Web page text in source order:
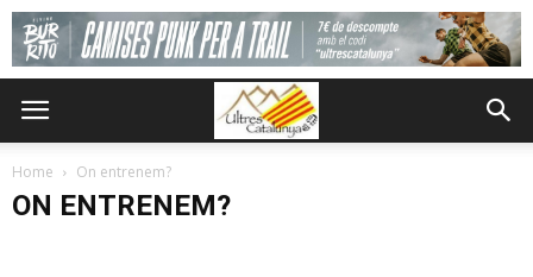
Home On entrenem?
ON ENTRENEM?